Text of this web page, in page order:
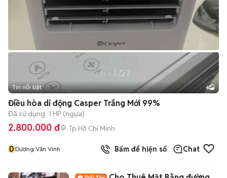
Tin nổi bật 4
Điều hòa di động Casper Trắng Mới 99%
Đã sử dụng 1 HP (ngựa)
2.800.000 đ Tp Hồ Chí Minh
DDương Văn Vinh Bấm để hiện số Chat